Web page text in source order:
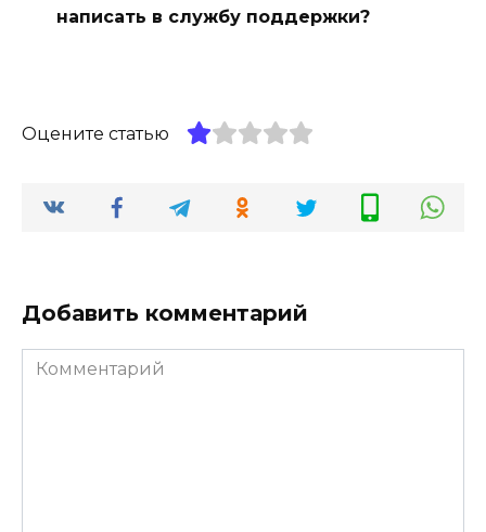
написать в службу поддержки?
Оцените статью
Добавить комментарий
Комментарий